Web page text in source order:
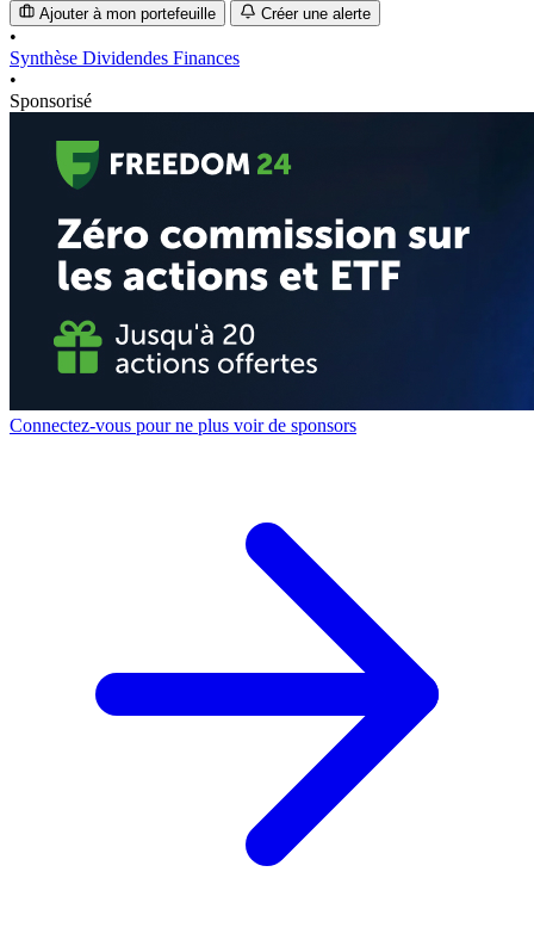
Ajouter à mon portefeuille Créer une alerte
•
Synthèse Dividendes Finances
•
Sponsorisé
Connectez-vous pour ne plus voir de sponsors